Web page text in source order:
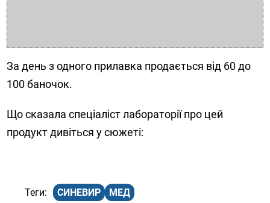
За день з одного прилавка продається від 60 до
100 баночок.
Що сказала спеціаліст лабораторії про цей
продукт дивіться у сюжеті:
СИНЕВИР МЕД